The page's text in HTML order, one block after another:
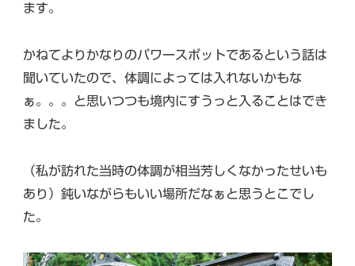
ます。
かねてよりかなりのパワースポットであるという話は
聞いていたので、体調によっては入れないかもな
ぁ。。。と思いつつも境内にすうっと入ることはでき
ました。
（私が訪れた当時の体調が相当芳しくなかったせいも
あり）鈍いながらもいい場所だなぁと思うとこでし
た。